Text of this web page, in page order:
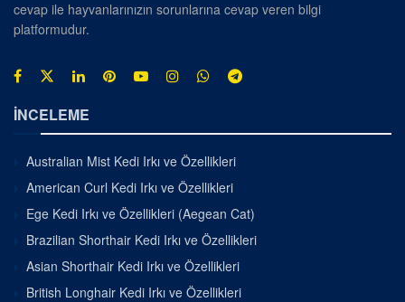
cevap ile hayvanlarınızın sorunlarına cevap veren bilgi
platformudur.
İNCELEME
Australian Mist Kedi Irkı ve Özellikleri
American Curl Kedi Irkı ve Özellikleri
Ege Kedi Irkı ve Özellikleri (Aegean Cat)
Brazilian Shorthair Kedi Irkı ve Özellikleri
Asian Shorthair Kedi Irkı ve Özellikleri
British Longhair Kedi Irkı ve Özellikleri